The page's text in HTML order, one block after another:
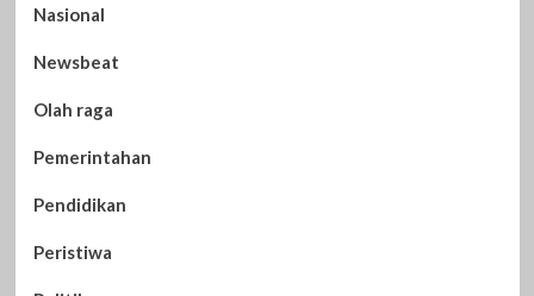
Nasional
Newsbeat
Olah raga
Pemerintahan
Pendidikan
Peristiwa